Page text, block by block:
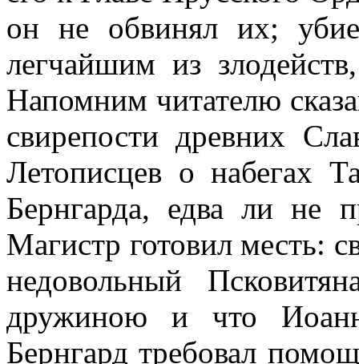
он не обвинял их;
легчайшим из
Напомним читателю
свирепости древних
Летописцев о набегах
Бернгарда, едва ли не
Магистр готовил месть:
недовольный
дружиною и что
Бернгард требовал